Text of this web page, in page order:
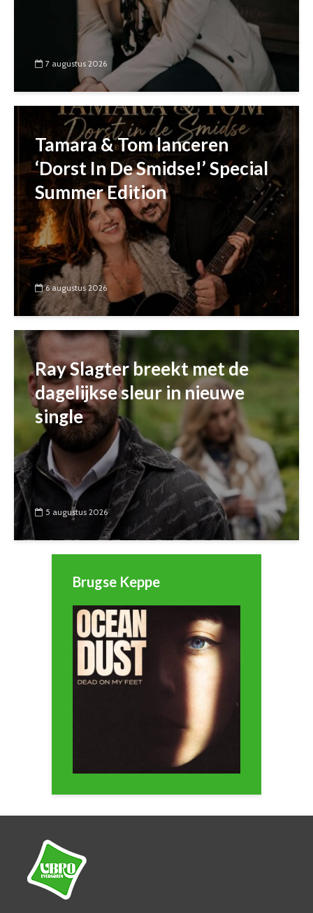
7 augustus 2026
Tamara & Tom lanceren
‘Dorst In De Smidse!’ Special
Summer Edition
6 augustus 2026
Ray Slagter breekt met de
dagelijkse sleur in nieuwe
single
5 augustus 2026
Brugse Keppe